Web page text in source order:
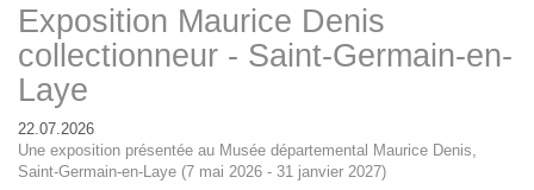
Exposition Maurice Denis
collectionneur - Saint-Germain-en-
Laye
22.07.2026
Une exposition présentée au Musée départemental Maurice Denis,
Saint-Germain-en-Laye (7 mai 2026 - 31 janvier 2027)